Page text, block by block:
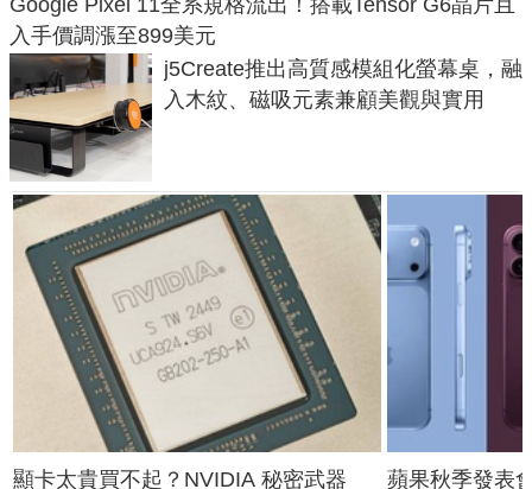
入手價調漲至899美元
j5Create推出高質感模組化螢幕桌，融
入木紋、磁吸元素兼顧美觀與實用
顯卡太貴買不起？NVIDIA 秘密武器
蘋果秋季發表